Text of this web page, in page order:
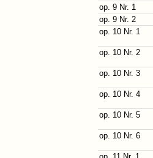
op. 9 Nr. 1
op. 9 Nr. 2
op. 10 Nr. 1
op. 10 Nr. 2
op. 10 Nr. 3
op. 10 Nr. 4
op. 10 Nr. 5
op. 10 Nr. 6